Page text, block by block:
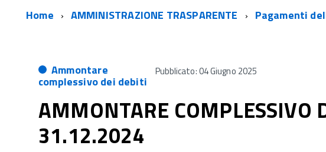
Home
AMMINISTRAZIONE TRASPARENTE Pagamenti
Ammontare
complessivo dei debiti
Pubblicato: 04 Giugno 2025
AMMONTARE COMPLESSIVO
31.12.2024